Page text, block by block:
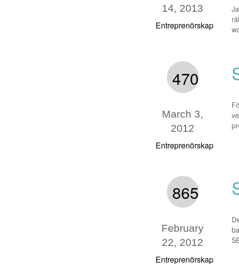
14, 2013
Entreprenörskap
470
March 3,
2012
Entreprenörskap
865
February
22, 2012
Entreprenörskap